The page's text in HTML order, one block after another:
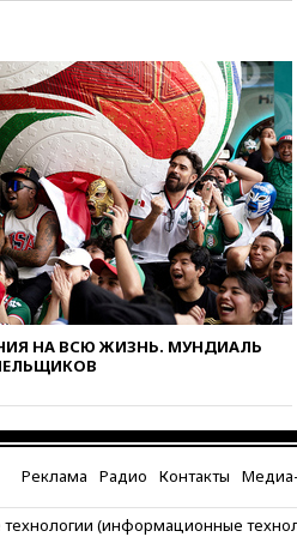
вчера, 18:25Беспилотник
атаковал турецкий сухогруз у
побережья Новороссийска
вчера, 18:18 Товарооборот
Китая и России вырос в этом
году более чем на четверть
вчера, 17:55Мужчина получил
ранения при атаке дрона на
Белгородскую область
вчера, 17:48Bloomberg:
авиакомпании США обязали
проверить самолеты Boeing на
пятилетний ребенок погиб при
этажа
вчера, 17:17Bloomberg:
НА ВСЮ ЖИЗНЬ. МУНДИАЛЬ
Реклама Радио Контакты
(информационные